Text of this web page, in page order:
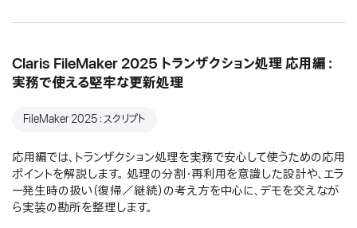
Claris FileMaker 2025 トランザクション処理 応用編：
実務で使える堅牢な更新処理
FileMaker 2025：スクリプト
応用編では、トランザクション処理を実務で安心して使うための応用
ポイントを解説します。 処理の分割・再利用を意識した設計や、エラ
ー発生時の扱い（復帰／継続）の考え方を中心に、デモを交えなが
ら実装の勘所を整理します。